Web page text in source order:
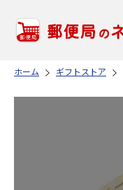
ホーム ギフトストア